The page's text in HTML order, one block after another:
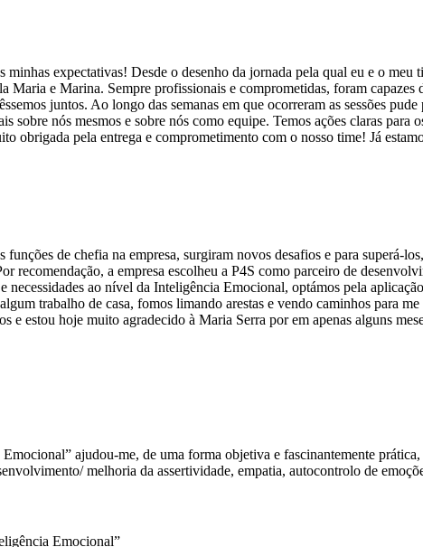
expectativas! Desde o desenho da jornada pela qual eu e o meu
Maria e Marina. Sempre profissionais e comprometidas, foram
juntos. Ao longo das semanas em que ocorreram as sessões
sobre nós mesmos e sobre nós como equipe. Temos ações claras
obrigada pela entrega e comprometimento com o nosso time! Já
de chefia na empresa, surgiram novos desafios e para superá-
recomendação, a empresa escolheu a P4S como parceiro de
necessidades ao nível da Inteligência Emocional, optámos pela
trabalho de casa, fomos limando arestas e vendo caminhos para
e estou hoje muito agradecido à Maria Serra por em apenas alguns
ajudou-me, de uma forma objetiva e fascinantemente
melhoria da assertividade, empatia, autocontrolo de
Emocional”